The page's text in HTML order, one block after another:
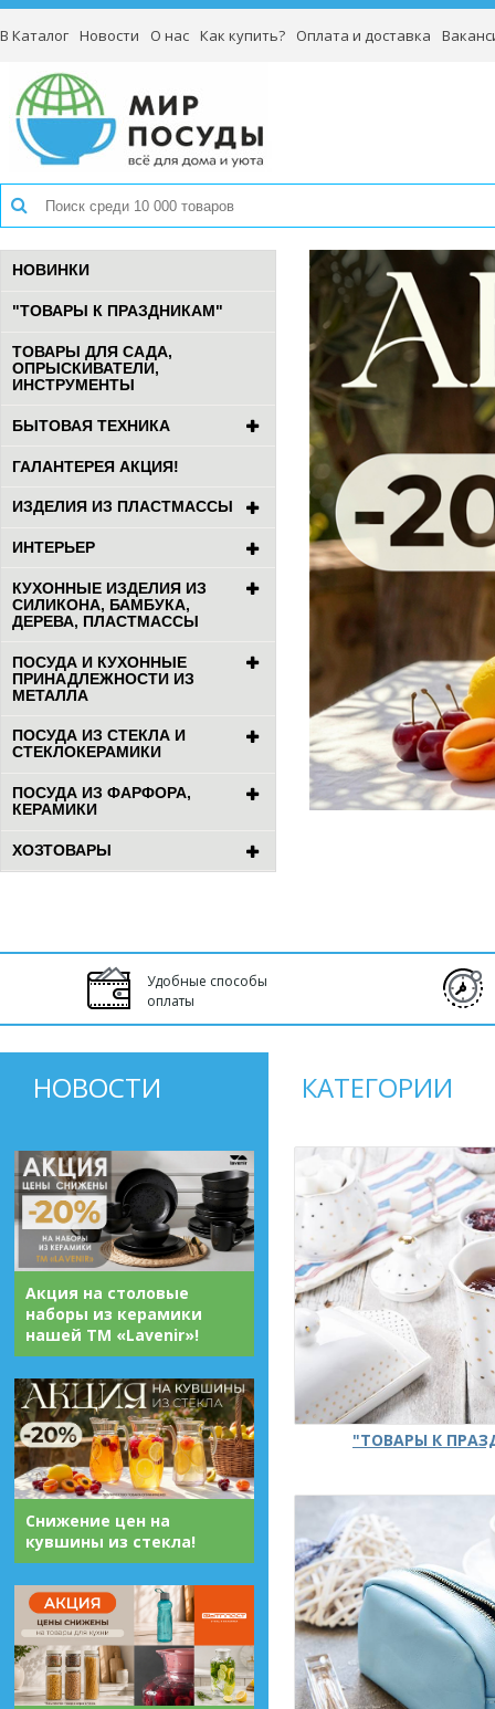
В Каталог Новости О нас Как купить? Оплата и доставка
НОВИНКИ
"ТОВАРЫ К ПРАЗДНИКАМ"
ТОВАРЫ ДЛЯ САДА,
ОПРЫСКИВАТЕЛИ,
ИНСТРУМЕНТЫ
БЫТОВАЯ ТЕХНИКА
ГАЛАНТЕРЕЯ АКЦИЯ!
ИЗДЕЛИЯ ИЗ ПЛАСТМАССЫ
ИНТЕРЬЕР
КУХОННЫЕ ИЗДЕЛИЯ ИЗ
СИЛИКОНА, БАМБУКА,
ДЕРЕВА, ПЛАСТМАССЫ
ПОСУДА И КУХОННЫЕ
ПРИНАДЛЕЖНОСТИ ИЗ
МЕТАЛЛА
ПОСУДА ИЗ СТЕКЛА И
СТЕКЛОКЕРАМИКИ
ПОСУДА ИЗ ФАРФОРА,
КЕРАМИКИ
ХОЗТОВАРЫ
Удобные способы
оплаты
НОВОСТИ
Акция на столовые
наборы из керамики
нашей ТМ «Lavenir»!
Снижение цен на
кувшины из стекла!
КАТЕГОРИИ
"ТОВАРЫ К